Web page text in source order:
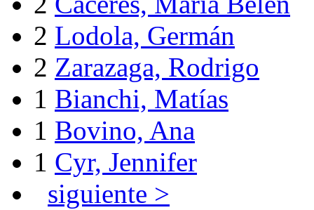
2 Lodola, Germán
2 Zarazaga, Rodrigo
1 Bianchi, Matías
1 Bovino, Ana
1 Cyr, Jennifer
siguiente >